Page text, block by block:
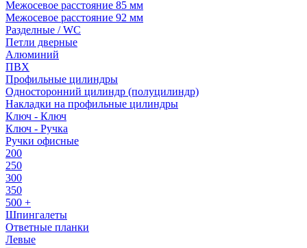
Межосевое расстояние 85 мм
Межосевое расстояние 92 мм
Разделные / WC
Петли дверные
Алюминий
ПВХ
Профильные цилиндры
Односторонний цилиндр (полуцилиндр)
Накладки на профильные цилиндры
Ключ - Ключ
Ключ - Ручка
Ручки офисные
200
250
300
350
500 +
Шпингалеты
Ответные планки
Левые